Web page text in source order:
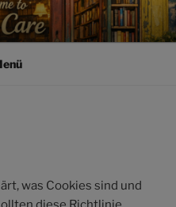
was Cookies sind und